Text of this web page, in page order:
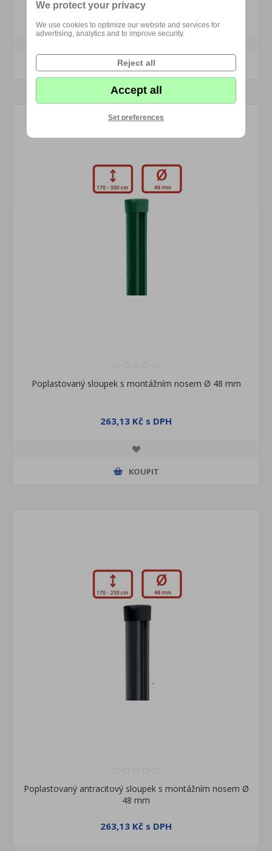
KOUPIT
Poplastovaný sloupek s montážním nosem Ø 48 mm
263,13 Kč s DPH
KOUPIT
Poplastovaný antracitový sloupek s montážním nosem Ø
48 mm
263,13 Kč s DPH
We protect your privacy
We use cookies to optimize our website and services for
advertising, analytics and to improve security.
Reject all
Accept all
Set preferences